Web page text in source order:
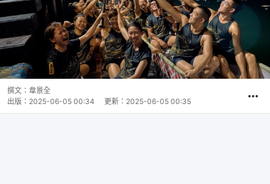
撰文： 韋景全
出版： 2025-06-05 00:34 更新： 2025-06-05 00:35